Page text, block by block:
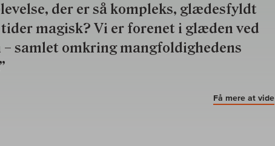
der er så kompleks, glædesfyldt
magisk? Vi er forenet i glæden ved
– samlet omkring mangfoldighedens
Få mere at vide